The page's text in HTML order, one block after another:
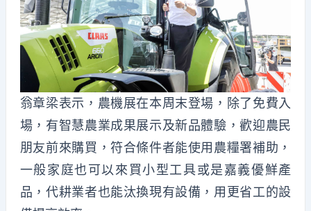
翁章梁表示，農機展在本周末登場，除了免費入
場，有智慧農業成果展示及新品體驗，歡迎農民
朋友前來購買，符合條件者能使用農糧署補助，
一般家庭也可以來買小型工具或是嘉義優鮮產
品，代耕業者也能汰換現有設備，用更省工的設